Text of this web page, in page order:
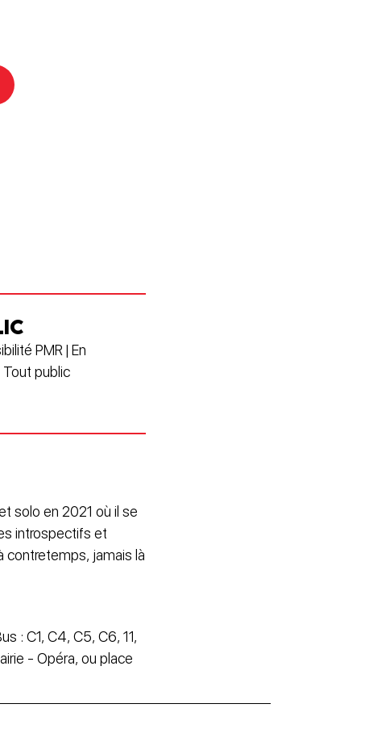
PMR | En
Tout public
solo en 2021 où il se
introspectifs et
contretemps, jamais là
: C1, C4, C5, C6, 11,
- Opéra, ou place